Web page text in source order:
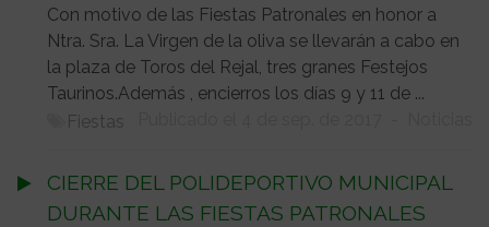
Con motivo de las Fiestas Patronales en honor a
Ntra. Sra. La Virgen de la oliva se llevarán a cabo en
la plaza de Toros del Rejal, tres granes Festejos
Taurinos.Además , encierros los días 9 y 11 de ...
Fiestas
CIERRE DEL POLIDEPORTIVO MUNICIPAL
DURANTE LAS FIESTAS PATRONALES